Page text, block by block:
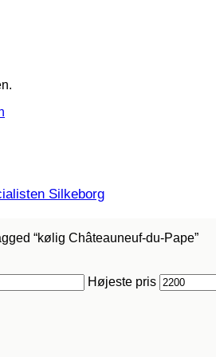
Silkeborg
“kølig Châteauneuf-du-Pape”
Højeste pris